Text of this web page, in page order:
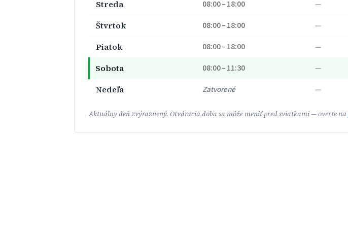
Streda
08:00 – 18:00
—
Štvrtok
08:00 – 18:00
—
Piatok
08:00 – 18:00
—
Sobota
08:00 – 11:30
—
Nedeľa
Zatvorené —
Aktuálny deň zvýraznený. Otváracia doba sa môže meniť pred sviatkami — overte na